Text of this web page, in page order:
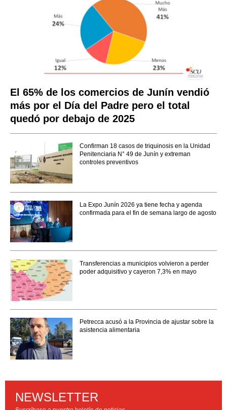
El 65% de los comercios de Junín vendió
más por el Día del Padre pero el total
quedó por debajo de 2025
Confirman 18 casos de triquinosis en la Unidad
Penitenciaria N° 49 de Junín y extreman
controles preventivos
La Expo Junín 2026 ya tiene fecha y agenda
confirmada para el fin de semana largo de agosto
Transferencias a municipios volvieron a perder
poder adquisitivo y cayeron 7,3% en mayo
Petrecca acusó a la Provincia de ajustar sobre la
asistencia alimentaria
NEWSLETTER